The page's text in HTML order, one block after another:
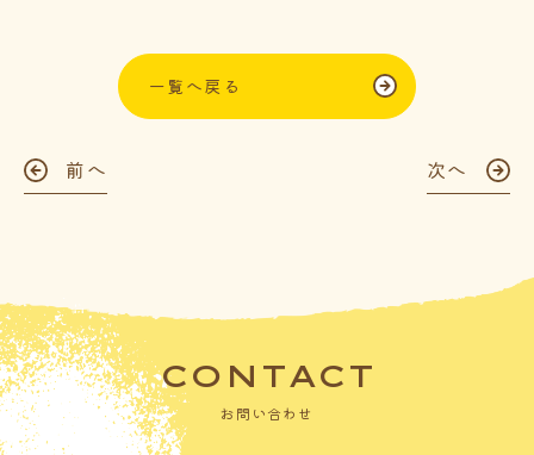
一覧へ戻る
前へ 次へ
CONTACT
お問い合わせ